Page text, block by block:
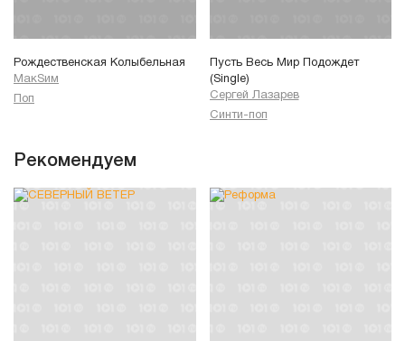
Рождественская Колыбельная
МакSим
Поп
Пусть Весь Мир Подождет
(Single)
Сергей Лазарев
Синти-поп
Рекомендуем